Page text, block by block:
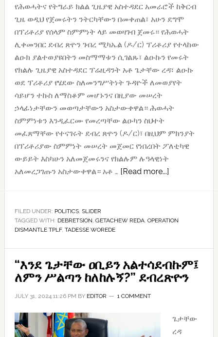
የሕወሓትና የትግራይ ክልል ጊዜያዊ አስተዳደር አመራሮች ከቅርብ
ጊዜ ወዲህ የጀመሩትን ንትርካቸውን በመቀጠል፣ አሁን ደግሞ
በፕሪቶሪያ የሰላም ስምምነት ላይ መወዛገብ ጀመሩ። የሕወሓት
ሊቀመንበር ደብረ ጽዮን ገብረ ሚካኤል (ዶ/ር) ፕሪቶሪያ የተላከው
ልዑክ ያልተወያዩበትን መስማማቱን ሲገልጹ፣ ልዑኩን የመሩት
የክልሉ ጊዜያዊ አስተዳደር ፕሬዚዳንት አቶ ጌታቸው ረዳ፣ ልዑኩ
ወደ ፕሪቶሪያ የሄደው ስለመንግሥትነት ጉዳዮች ለመወያየት
ሳይሆን ተኩስ ለማስቆም መሆኑንና በዚያው መሠረት
ኃላፊነታቸውን መወጣታቸውን አስታውቀዋል። ሕወሓት
ስምምነቱን እንዲፈርሙ የመረጣቸው ልዑካን ስህተት
መፈጸማቸው የተናገሩት ደብረ ጽዮን (ዶ/ር)፣ በዚህም ምክንያት
በፕሪቶሪያው ስምምነት መሠረት መጀመር የነበረበት ፖለቲካዊ
ውይይት እስካሁን አለመጀመሩንና የክልሉም ሉዓላዊነት
አለመረጋገጡን አስታውቀዋል። አቶ … [Read more...]about
FILED UNDER: POLITICS, SLIDER
TAGGED WITH: DEBRETSION, GETACHEW REDA, OPERATION
DISMANTLE TPLF, TADESSE WOREDE
“እንደ ጌታቸው ዐቢይን አልተሳደብኩም፤
ለምን ሥልጣን ከለከሉኝ?” ደብረጽዮን
JULY 31, 2024 11:26 PM BY EDITOR 1 COMMENT
ጌታቸው
ረዳ